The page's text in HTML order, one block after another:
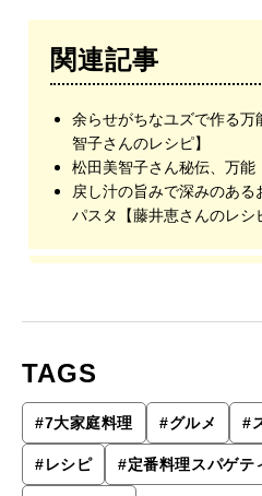
関連記事
余らせがちなユズで作る万
智子さんのレシピ】
松田美智子さん秘伝、万能
戻し汁の旨みで深みのあ
パスタ【藤井恵さんのレシ
TAGS
#7大家庭料理 #グルメ #
#レシピ #定番料理スパゲテ